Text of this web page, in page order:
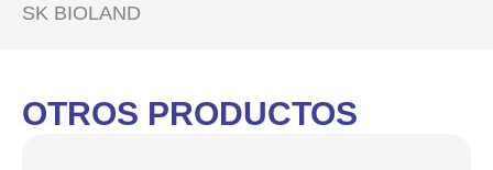
SK BIOLAND
OTROS PRODUCTOS